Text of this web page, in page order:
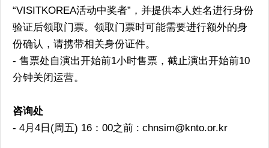
“VISITKOREA活动中奖者”，并提供本人姓名进行身份
验证后领取门票。领取门票时可能需要进行额外的身
份确认，请携带相关身份证件。
- 售票处自演出开始前1小时售票，截止演出开始前10
分钟关闭运营。
咨询处
- 4月4日(周五) 16：00之前 : chnsim@knto.or.kr